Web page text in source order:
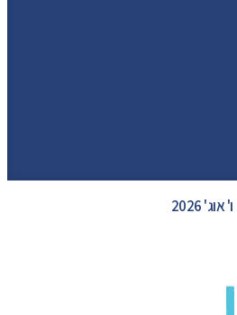
ו' אוג' 2026